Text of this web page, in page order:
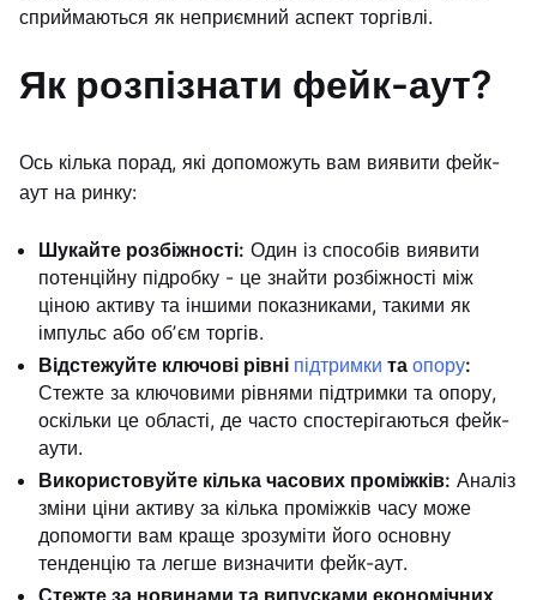
сприймаються як неприємний аспект торгівлі.
Як розпізнати фейк-аут?
Ось кілька порад, які допоможуть вам виявити фейк-
аут на ринку:
Шукайте розбіжності: Один із способів виявити
потенційну підробку - це знайти розбіжності між
ціною активу та іншими показниками, такими як
імпульс або обʼєм торгів.
Відстежуйте ключові рівні підтримки та опору:
Стежте за ключовими рівнями підтримки та опору,
оскільки це області, де часто спостерігаються фейк-
аути.
Використовуйте кілька часових проміжків: Аналіз
зміни ціни активу за кілька проміжків часу може
допомогти вам краще зрозуміти його основну
тенденцію та легше визначити фейк-аут.
Стежте за новинами та випусками економічних